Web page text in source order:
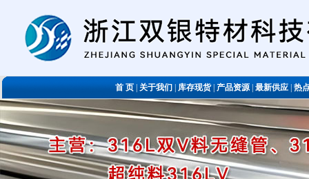
首 页关于我们库存现货|产品资源|最新供应|热